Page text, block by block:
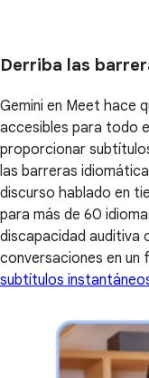
Derriba las
Gemini en Meet hace
accesibles para todo
proporcionar
las barreras
discurso hablado en
para más de 60
discapacidad auditiva
conversaciones en un
subtítulos